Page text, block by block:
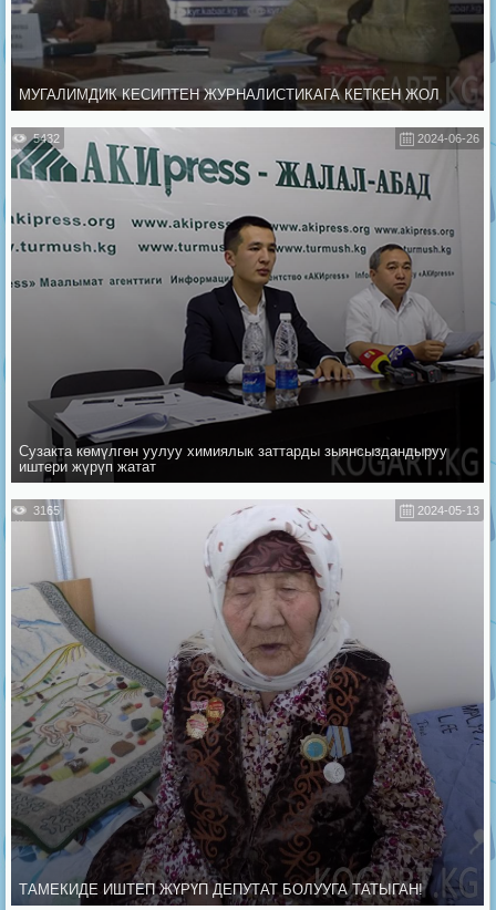
МУГАЛИМДИК КЕСИПТЕН ЖУРНАЛИСТИКАГА КЕТКЕН ЖОЛ
2024-06-26
5432
Сузакта көмүлгөн уулуу химиялык заттарды зыянсыздандыруу
иштери жүрүп жатат
2024-05-13
3165
ТАМЕКИДЕ ИШТЕП ЖҮРҮП ДЕПУТАТ БОЛУУГА ТАТЫГАН!